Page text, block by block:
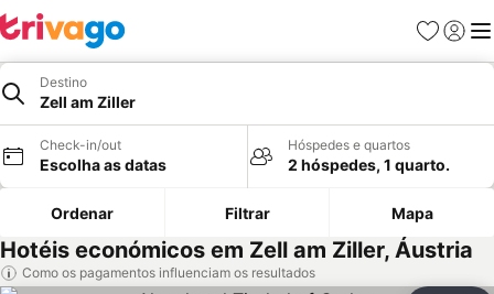
Favoritos
Iniciar
Destino
Zell am Ziller
Check-in/out
Escolha as datas
Hóspedes e quartos
2 hóspedes, 1 quarto.
Ordenar Filtrar Mapa
Hotéis económicos em Zell am Ziller, Áustria
Como os pagamentos influenciam os resultados